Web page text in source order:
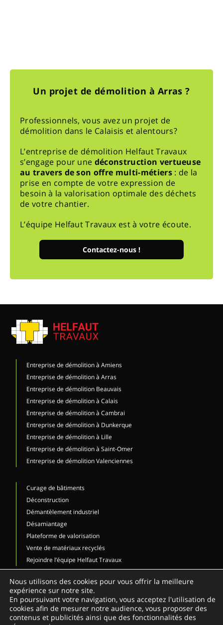
Un projet de démolition à Arras ?
Professionnels, vous avez un projet de
démolition dans le Calaisis et alentours?
L’entreprise de démolition Helfaut Travaux
s’engage pour une déconstruction vertueuse
au travers de son offre multi-métiers: de la
prise en compte de votre expression de
besoin à la valorisation optimale des déchets
de votre chantier.
L’équipe Helfaut Travaux est à votre écoute.
Contactez-nous !
Entreprise de démolition à Amiens
Entreprise de démolition à Arras
Entreprise de démolition Beauvais
Entreprise de démolition à Calais
Entreprise de démolition à Cambrai
Entreprise de démolition à Dunkerque
Entreprise de démolition à Lille
Entreprise de démolition à Saint-Omer
Entreprise de démolition Valenciennes
Curage de bâtiments
Déconstruction
Démantèlement industriel
Désamiantage
Plateforme de valorisation
Vente de matériaux recyclés
Rejoindre l’équipe Helfaut Travaux
NOUS CONTACTER
03 21 12 73 80
Demander un devis
Nous utilisons des cookies pour vous offrir la meilleure
expérience sur notre site.
En poursuivant votre navigation, vous acceptez l'utilisation de
cookies afin de mesurer notre audience, vous proposer des
contenus et publicités ainsi que des fonctionnalités des